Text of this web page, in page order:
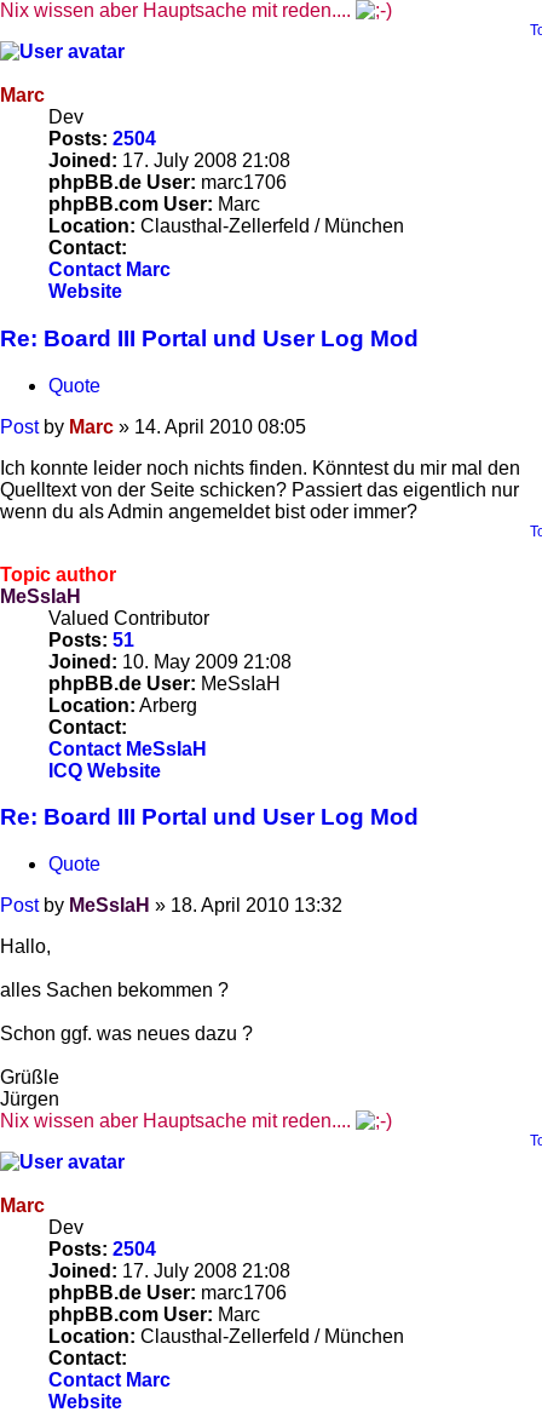
Nix wissen aber Hauptsache mit reden....
Marc
Dev
Posts: 2504
Joined: 17. July 2008 21:08
phpBB.de User: marc1706
phpBB.com User: Marc
Location: Clausthal-Zellerfeld / München
Contact:
Contact Marc
Website
Re: Board III Portal und User Log Mod
Quote
Post by Marc » 14. April 2010 08:05
Ich konnte leider noch nichts finden. Könntest du mir mal den
Quelltext von der Seite schicken? Passiert das eigentlich nur
wenn du als Admin angemeldet bist oder immer?
Topic author
MeSsIaH
Valued Contributor
Posts: 51
Joined: 10. May 2009 21:08
phpBB.de User: MeSsIaH
Location: Arberg
Contact:
Contact MeSsIaH
ICQ Website
Re: Board III Portal und User Log Mod
Quote
Post by MeSsIaH » 18. April 2010 13:32
Hallo,
alles Sachen bekommen ?
Schon ggf. was neues dazu ?
Grüßle
Jürgen
Nix wissen aber Hauptsache mit reden....
Marc
Dev
Posts: 2504
Joined: 17. July 2008 21:08
phpBB.de User: marc1706
phpBB.com User: Marc
Location: Clausthal-Zellerfeld / München
Contact:
Contact Marc
Website